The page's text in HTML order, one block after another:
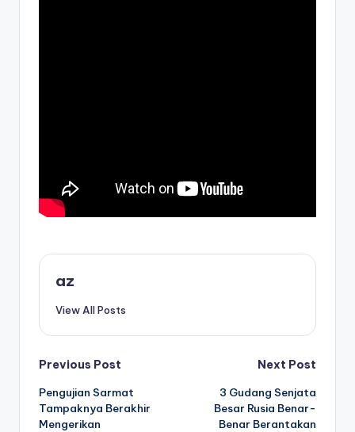
az
View All Posts
Post
navigation
Previous Post
Pengujian Sarmat
Tampaknya Berakhir
Mengerikan
Next Post
3 Gudang Senjata
Besar Rusia Benar-
Benar Berantakan